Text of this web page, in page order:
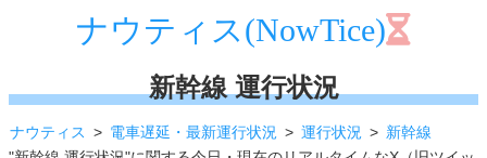
ナウティス(NowTice)
新幹線 運行状況
ナウティス 電車遅延・最新運行状況 運行状況
新幹線